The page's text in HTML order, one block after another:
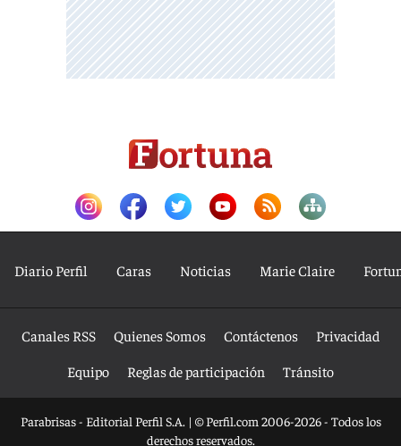
Diario Perfil Caras Noticias Marie Claire
Canales RSS Quienes Somos Contáctenos
Privacidad
Equipo
Reglas de participación Tránsito
Parabrisas - Editorial Perfil S.A. | © Perfil.com 2006-2026 - Todos los
derechos reservados.